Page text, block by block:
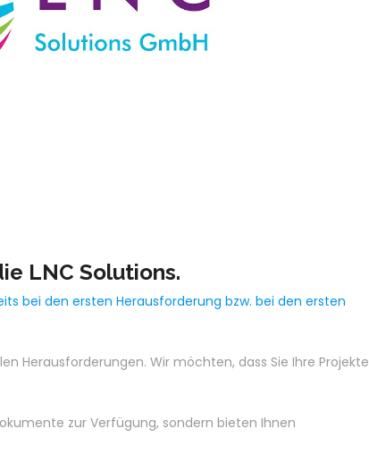
LNC Solutions.
bei den ersten Herausforderung bzw. bei den ersten
Herausforderungen. Wir möchten, dass Sie Ihre Projekte
zur Verfügung, sondern bieten Ihnen